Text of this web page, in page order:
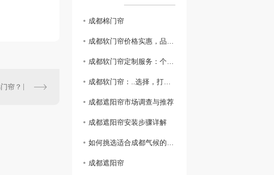
帘？
成都棉门帘
成都软门帘价格实惠，品质保障，值得信赖
成都软门帘定制服务：个性化设计，彰显品味
成都软门帘：..选择，打造家居新风尚
成都遮阳帘市场调查与推荐
成都遮阳帘安装步骤详解
如何挑选适合成都气候的遮阳帘
成都遮阳帘